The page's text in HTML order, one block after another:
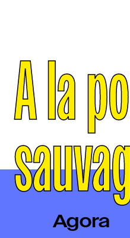
A la
Agora